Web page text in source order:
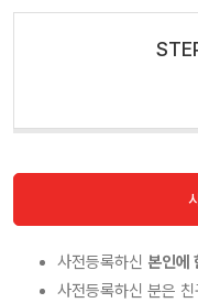
사전등록하신 본인에
사전등록하신 분은